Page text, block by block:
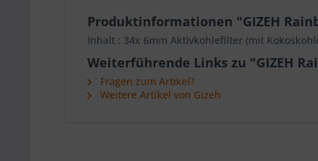
Produktinformationen "GIZEH
Inhalt : 34x 6mm Aktivkohlefilter (mit
Weiterführende Links zu "GIZEH
Fragen zum Artikel?
Weitere Artikel von Gizeh